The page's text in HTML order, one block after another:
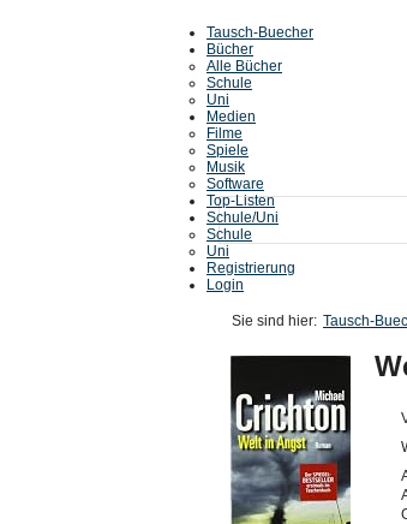
Tausch-Buecher
Bücher
Alle Bücher
Schule
Uni
Medien
Filme
Spiele
Musik
Software
Top-Listen
Schule/Uni
Schule
Uni
Registrierung
Login
Sie sind hier: Tausch-